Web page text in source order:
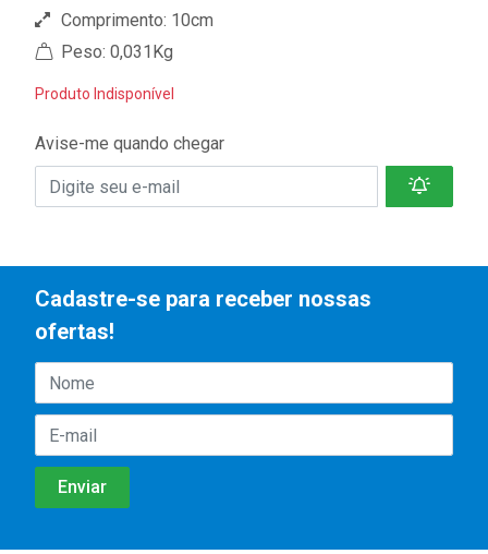
Comprimento: 10cm
Peso: 0,031Kg
Produto Indisponível
Avise-me quando chegar
Cadastre-se para receber nossas
ofertas!